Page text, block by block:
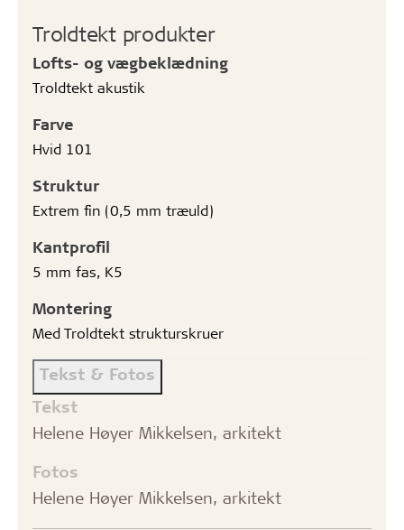
Troldtekt produkter
Lofts- og vægbeklædning
Troldtekt akustik
Farve
Hvid 101
Struktur
Extrem fin (0,5 mm træuld)
Kantprofil
5 mm fas, K5
Montering
Med Troldtekt strukturskruer
Tekst & Fotos
Tekst
Helene Høyer Mikkelsen, arkitekt
Fotos
Helene Høyer Mikkelsen, arkitekt